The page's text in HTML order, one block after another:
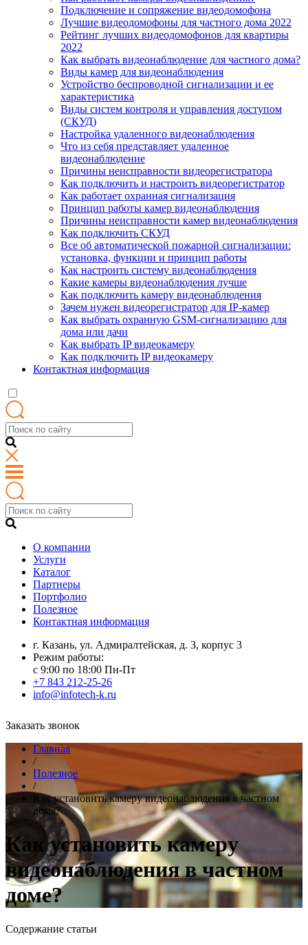
Подключение и сопряжение видеодомофона
Лучшие видеодомофоны для частного дома 2022
Рейтинг лучших видеодомофонов для квартиры
2022
Как выбрать видеонаблюдение для частного дома?
Виды камер для видеонаблюдения
Устройство беспроводной сигнализации и ее
характеристика
Виды систем контроля и управления доступом
(СКУД)
Настройка удаленного видеонаблюдения
Что из себя представляет удаленное
видеонаблюдение
Причины неисправности видеорегистратора
Как подключить и настроить видеорегистратор
Как работает охранная сигнализация
Принцип работы камер видеонаблюдения
Причины неисправности камер видеонаблюдения
Как подключить СКУД
Все об автоматической пожарной сигнализации:
установка, функции и принцип работы
Как настроить систему видеонаблюдения
Какие камеры видеонаблюдения лучше
Как подключить камеру видеонаблюдения
Зачем нужен видеорегистратор для IP-камер
Как выбрать охранную GSM-сигнализацию для
дома или дачи
Как выбрать IP видеокамеру
Как подключить IP видеокамеру
Контактная информация
О компании
Услуги
Каталог
Партнеры
Портфолио
Полезное
Контактная информация
г. Казань, ул. Адмиралтейская, д. 3, корпус 3
Режим работы:
с 9:00 по 18:00 Пн-Пт
+7 843 212-25-26
info@infotech-k.ru
Заказать звонок
Главная
/
Полезное
/
Как установить камеру видеонаблюдения в частном
доме?
Как установить камеру
видеонаблюдения в частном
доме?
Содержание статьи